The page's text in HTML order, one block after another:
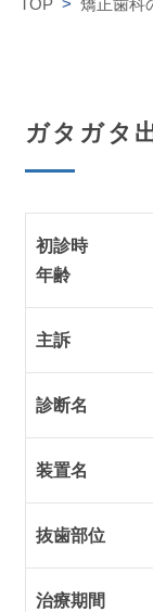
TOP 矯正歯科
ガタガタ
初診時
年齢
主訴
診断名
装置名
抜歯部位
治療期間